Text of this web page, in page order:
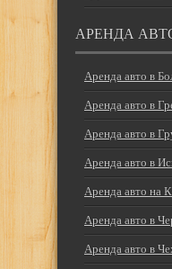
АРЕНДА
Аренда авто в
Аренда авто в
Аренда авто в
Аренда авто в
Аренда авто на
Аренда авто в
Аренда авто в